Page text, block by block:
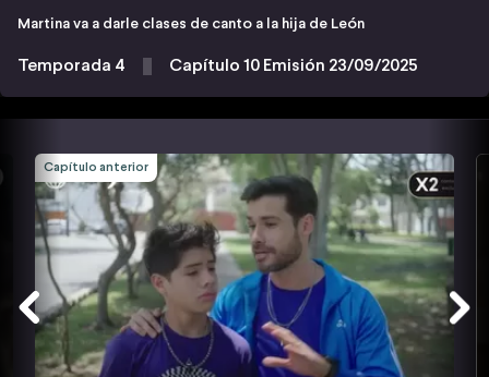
Martina va a darle clases de canto a la hija de León
Temporada 4 Capítulo 10 Emisión 23/09/2025
Capítulo anterior